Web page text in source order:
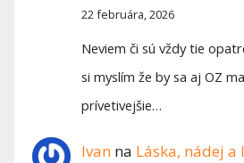
22 februára, 2026
Neviem či sú vždy tie
si myslím že by sa aj OZ
prívetivejšie…
Ivan na Láska, nádej a